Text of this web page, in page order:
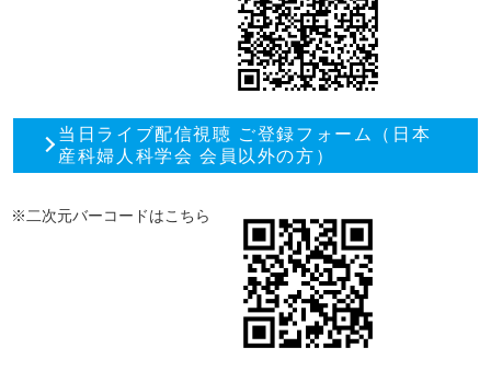
当日ライブ配信視聴 ご登録フォーム（日本
産科婦人科学会 会員以外の方）
※二次元バーコードはこちら